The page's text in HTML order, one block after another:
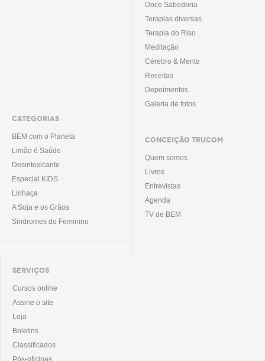
CATEGORIAS
BEM com o Planeta
Limão é Saúde
Desintoxicante
Especial KIDS
Linhaça
A Soja e os Grãos
Síndromes do Feminino
Doce Sabedoria
Terapias diversas
Terapia do Riso
Meditação
Cérebro & Mente
Receitas
Depoimentos
Galeria de fotos
CONCEIÇÃO TRUCOM
Quem somos
Livros
Entrevistas
Agenda
TV de BEM
SERVIÇOS
Cursos online
Assine o site
Loja
Boletins
Classificados
Pós-oficinas